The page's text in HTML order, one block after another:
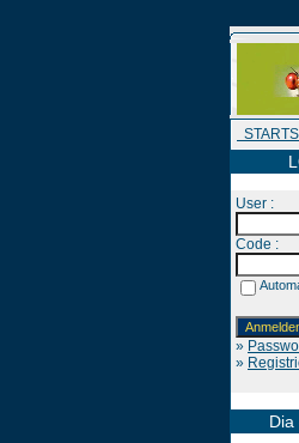
User :
Code :
»
»
Dia -